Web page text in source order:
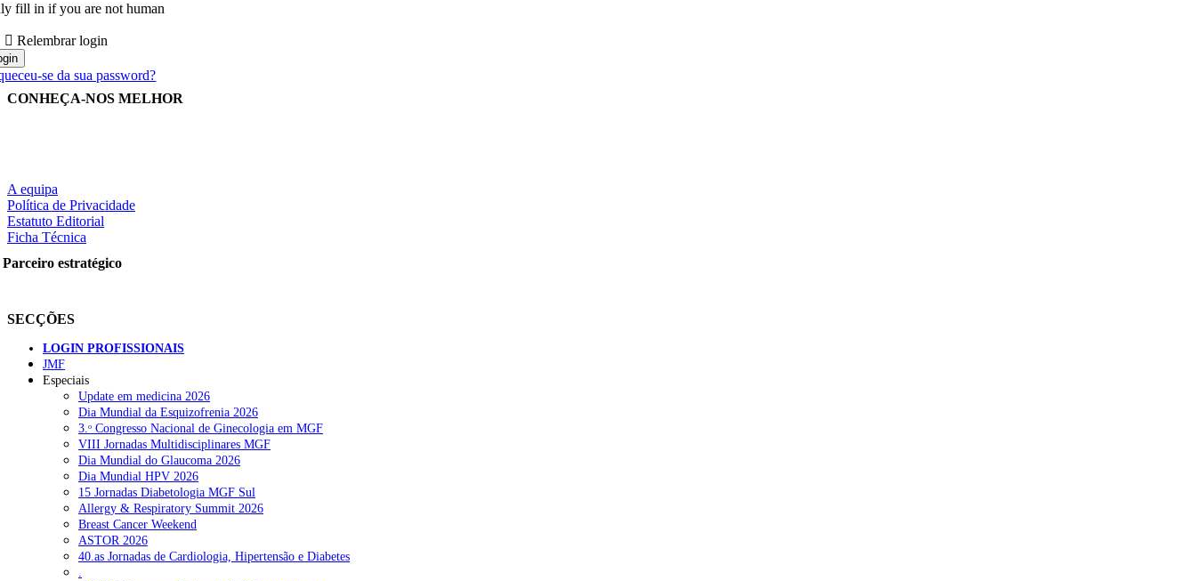
fill in if you are not human
Relembrar login
se da sua password?
CONHEÇA-NOS MELHOR
A equipa
Política de Privacidade
Estatuto Editorial
Ficha Técnica
Parceiro estratégico
SECÇÕES
LOGIN PROFISSIONAIS
JMF
Especiais
Update em medicina 2026
Dia Mundial da Esquizofrenia 2026
3.ᵒ Congresso Nacional de Ginecologia em MGF
VIII Jornadas Multidisciplinares MGF
Dia Mundial do Glaucoma 2026
Dia Mundial HPV 2026
15 Jornadas Diabetologia MGF Sul
Allergy & Respiratory Summit 2026
Breast Cancer Weekend
ASTOR 2026
40.as Jornadas de Cardiologia, Hipertensão e Diabetes
.